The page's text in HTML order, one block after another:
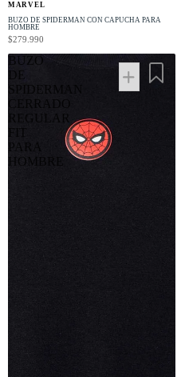
MARVEL
BUZO DE SPIDERMAN CON CAPUCHA PARA
HOMBRE
$279.990
BUZO
DE
SPIDERMAN
CERRADO
REGULAR
FIT
PARA
HOMBRE